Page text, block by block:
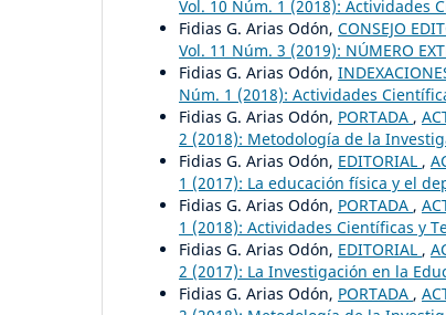
Vol. 10 Núm. 1 (2018): Actividades
Fidias G. Arias Odón, CONSEJO
Vol. 11 Núm. 3 (2019): NÚMERO
Fidias G. Arias Odón,
Núm. 1 (2018): Actividades
Fidias G. Arias Odón, PORTADA ,
2 (2018): Metodología de la
Fidias G. Arias Odón, EDITORIAL ,
1 (2017): La educación física y el
Fidias G. Arias Odón, PORTADA ,
1 (2018): Actividades Científicas y
Fidias G. Arias Odón, EDITORIAL ,
2 (2017): La Investigación en la
Fidias G. Arias Odón, PORTADA ,